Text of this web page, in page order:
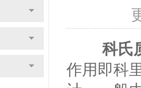
科氏
作用即科